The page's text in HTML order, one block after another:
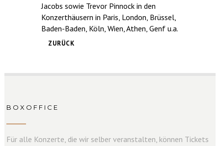
Jacobs sowie Trevor Pinnock in den
Konzerthäusern in Paris, London, Brüssel,
Baden-Baden, Köln, Wien, Athen, Genf u.a.
ZURÜCK
BOXOFFICE
Für alle Konzerte, die wir selber veranstalten, können Tickets